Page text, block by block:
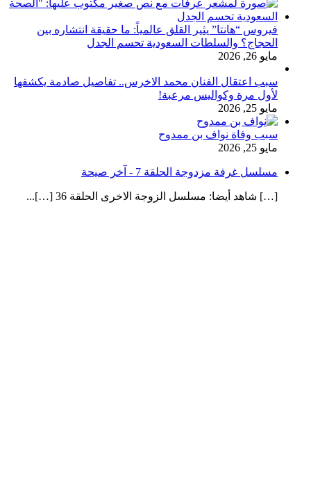
فيروس “هانتا” يثير القلق عالمياً: ما حقيقة انتشاره بين
الحجاج؟ والسلطات السعودية تحسم الجدل
مايو 26, 2026
سبب اعتقال الفنان محمد الاخرس.. تفاصيل صادمة يكشفها
لأول مرة وكواليس مرعبة!
مايو 25, 2026
سبب وفاة نواف بن ممدوح
مايو 25, 2026
مسلسل غرفة مزدوجة الحلقة 7 - آخر صيحة
[…] شاهد أيضا: مسلسل الزوجة الاخرى الحلقة 36 […]...